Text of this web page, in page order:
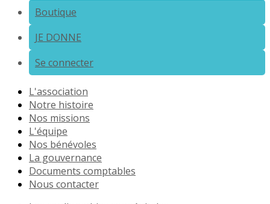
Boutique
JE DONNE
Se connecter
L'association
Notre histoire
Nos missions
L'équipe
Nos bénévoles
La gouvernance
Documents comptables
Nous contacter